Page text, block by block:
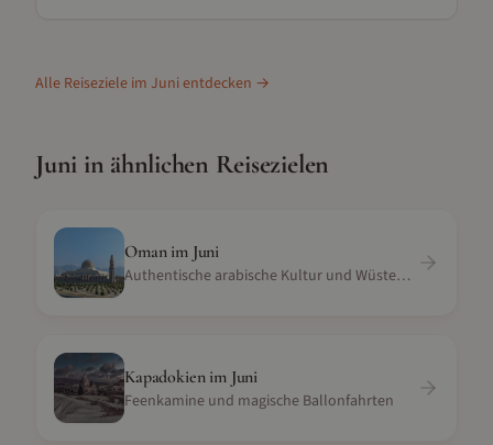
Alle Reiseziele im Junientdecken →
Juni in ähnlichen Reisezielen
Omanim Juni
Authentische arabische Kultur und Wüstenoasen
Kapadokienim Juni
Feenkamine und magische Ballonfahrten